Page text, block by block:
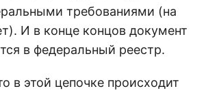
требованиями (на
И в конце концов документ
в федеральный реестр.
в этой цепочке происходит